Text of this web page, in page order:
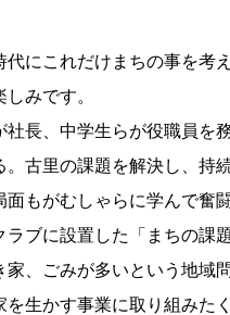
にこれだけまちの事を考
みです。
長、中学生らが役職員を
古里の課題を解決し、持
もがむしゃらに学んで奮闘
ブに設置した「まちの課
、ごみが多いという地域
生かす事業に取り組みた